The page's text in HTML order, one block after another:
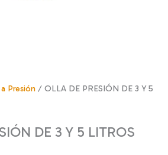
Presión / OLLA DE PRESIÓN DE 3 Y 5
DE 3 Y 5 LITROS